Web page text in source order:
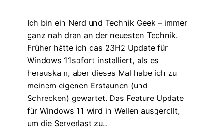
Ich bin ein Nerd und Technik Geek – immer
ganz nah dran an der neuesten Technik.
Früher hätte ich das 23H2 Update für
Windows 11sofort installiert, als es
herauskam, aber dieses Mal habe ich zu
meinem eigenen Erstaunen (und
Schrecken) gewartet. Das Feature Update
für Windows 11 wird in Wellen ausgerollt,
um die Serverlast zu…